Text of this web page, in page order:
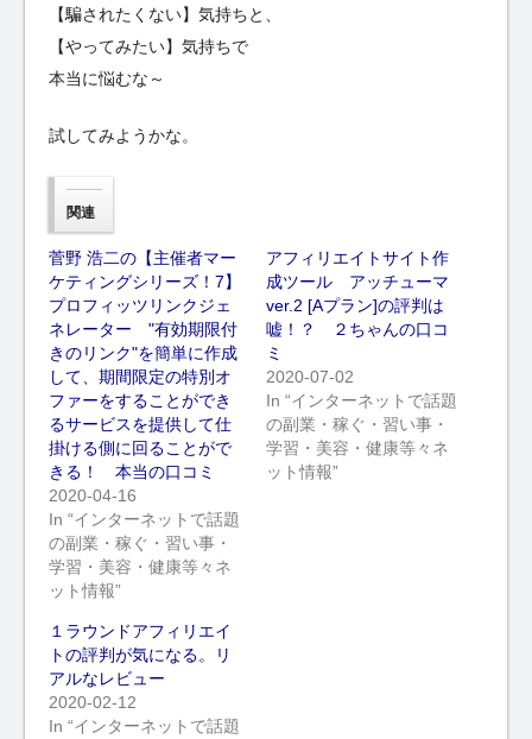
【騙されたくない】気持ちと、
【やってみたい】気持ちで
本当に悩むな～
試してみようかな。
関連
菅野 浩二の【主催者マー
ケティングシリーズ！7】
プロフィッツリンクジェ
ネレーター "有効期限付
きのリンク"を簡単に作成
して、期間限定の特別オ
ファーをすることができ
るサービスを提供して仕
掛ける側に回ることがで
きる！ 本当の口コミ
2020-04-16
In “インターネットで話題
の副業・稼ぐ・習い事・
学習・美容・健康等々ネ
ット情報”
アフィリエイトサイト作
成ツール アッチューマ
ver.2 [Aプラン]の評判は
嘘！？ ２ちゃんの口コ
ミ
2020-07-02
In “インターネットで話題
の副業・稼ぐ・習い事・
学習・美容・健康等々ネ
ット情報”
１ラウンドアフィリエイ
トの評判が気になる。リ
アルなレビュー
2020-02-12
In “インターネットで話題